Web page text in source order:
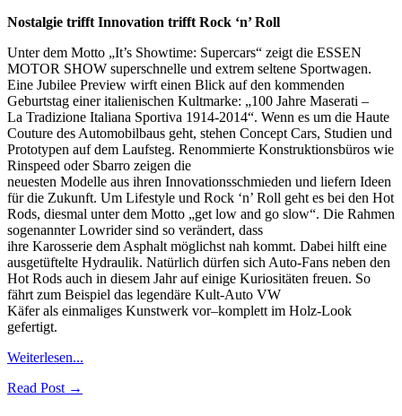
Nostalgie trifft Innovation trifft Rock ‘n’ Roll
Unter dem Motto „It’s Showtime: Supercars“ zeigt die ESSEN
MOTOR SHOW superschnelle und extrem seltene Sportwagen.
Eine Jubilee Preview wirft einen Blick auf den kommenden
Geburtstag einer italienischen Kultmarke: „100 Jahre Maserati –
La Tradizione Italiana Sportiva 1914-2014“. Wenn es um die Haute
Couture des Automobilbaus geht, stehen Concept Cars, Studien und
Prototypen auf dem Laufsteg. Renommierte Konstruktionsbüros wie
Rinspeed oder Sbarro zeigen die
neuesten Modelle aus ihren Innovationsschmieden und liefern Ideen
für die Zukunft. Um Lifestyle und Rock ‘n’ Roll geht es bei den Hot
Rods, diesmal unter dem Motto „get low and go slow“. Die Rahmen
sogenannter Lowrider sind so verändert, dass
ihre Karosserie dem Asphalt möglichst nah kommt. Dabei hilft eine
ausgetüftelte Hydraulik. Natürlich dürfen sich Auto-Fans neben den
Hot Rods auch in diesem Jahr auf einige Kuriositäten freuen. So
fährt zum Beispiel das legendäre Kult-Auto VW
Käfer als einmaliges Kunstwerk vor–komplett im Holz-Look
gefertigt.
Weiterlesen...
Read Post →